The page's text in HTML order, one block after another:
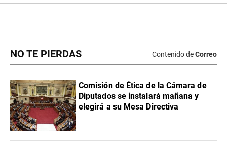
NO TE PIERDAS Contenido deCorreo
Comisión de Ética de la Cámara de
Diputados se instalará mañana y
elegirá a su Mesa Directiva